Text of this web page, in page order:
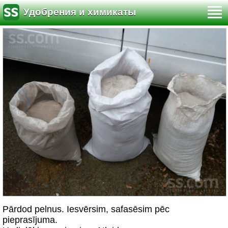
Удобрения и химикаты
Pārdod pelnus. Iesvērsim, safasēsim pēc
pieprasījuma.